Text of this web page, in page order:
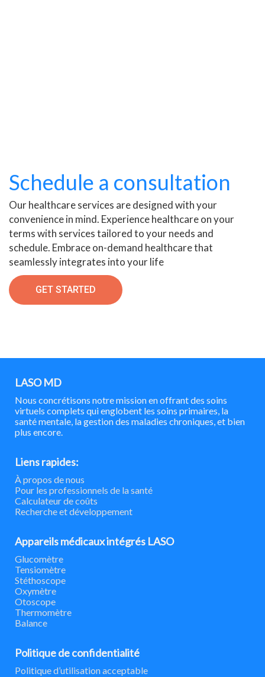
Schedule a consultation
Our healthcare services are designed with your
convenience in mind. Experience healthcare on your
terms with services tailored to your needs and
schedule. Embrace on-demand healthcare that
seamlessly integrates into your life
GET STARTED
LASO MD
Nous concrétisons notre mission en offrant des soins
virtuels complets qui englobent les soins primaires, la
santé mentale, la gestion des maladies chroniques, et bien
plus encore.
Liens rapides:
À propos de nous
Pour les professionnels de la santé
Calculateur de coûts
Recherche et développement
Appareils médicaux intégrés LASO
Glucomètre
Tensiomètre
Stéthoscope
Oxymètre
Otoscope
Thermomètre
Balance
Politique de confidentialité
Politique d’utilisation acceptable